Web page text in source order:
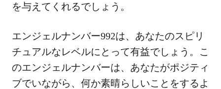
を与えてくれるでしょう。
エンジェルナンバー992は、あなたのスピリ
チュアルなレベルにとって有益でしょう。こ
のエンジェルナンバーは、あなたがポジティ
ブでいながら、何か素晴らしいことをするよ